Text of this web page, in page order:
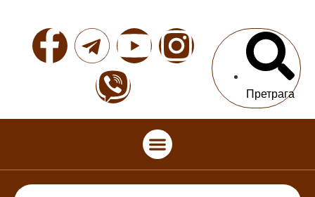
Претрага